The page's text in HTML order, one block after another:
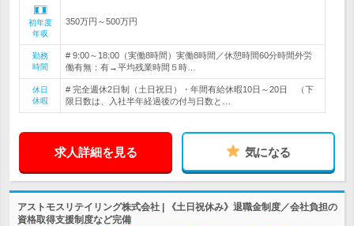
初年度
年収
350万円～500万円
勤務
時間
# 9:00～18:00（実働8時間）実働8時間／休憩時間60分時間外労
働有無：有→平均残業時間５時…
休日
休暇
# 完全週休2日制（土日祝日）・年間有給休暇10日～20日 （下
限日数は、入社半年経過後の付与日数と…
求人詳細を見る 気になる
アストモスリテイリング株式会社 | 《土日祝休み》退職金制度／会社負担の
資格取得支援制度など完備